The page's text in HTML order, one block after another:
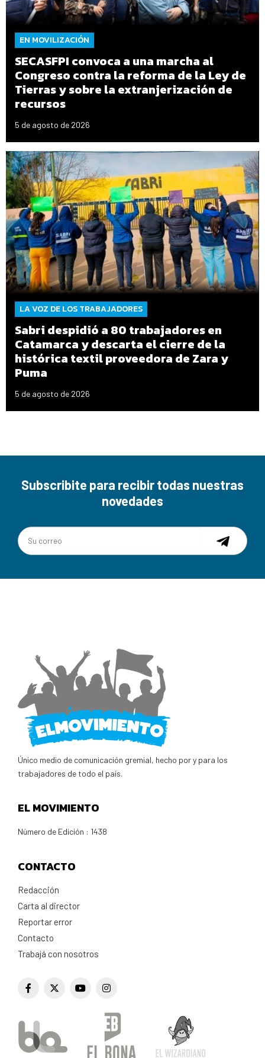
EN MOVILIZACIÓN
SECASFPI convoca a una marcha al
Congreso contra la reforma de la Ley de
Tierras y sobre la extranjerización de
recursos
5 de agosto de 2026
LA VOZ DE LOS TRABAJADORES
Sabri despidió a 80 trabajadores en
Catamarca y descarta el cierre de la
histórica textil proveedora de Zara y
Puma
5 de agosto de 2026
Subscribite para recibir todas nuestras
novedades
Único medio de comunicación gremial, hecho por y para los
trabajadores de todo el país.
EL MOVIMIENTO
Número de Edición : 1438
CONTACTO
Redacción
Carta al director
Reportar error
Contacto
Trabajá con nosotros